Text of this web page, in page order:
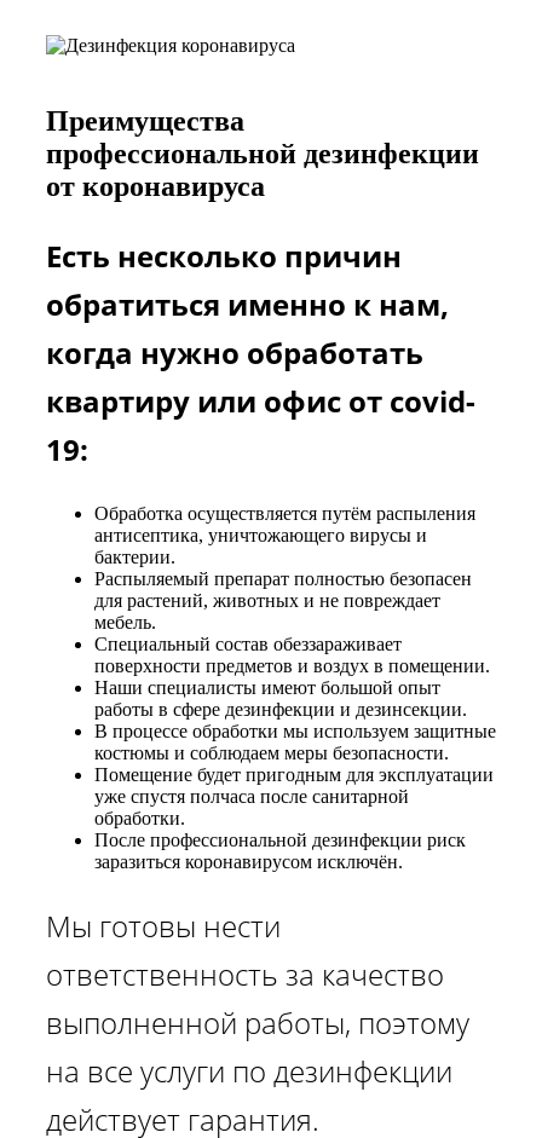
Преимущества
профессиональной дезинфекции
от коронавируса
Есть несколько причин
обратиться именно к нам,
когда нужно обработать
квартиру или офис от covid-
19:
Обработка осуществляется путём распыления
антисептика, уничтожающего вирусы и
бактерии.
Распыляемый препарат полностью безопасен
для растений, животных и не повреждает
мебель.
Специальный состав обеззараживает
поверхности предметов и воздух в помещении.
Наши специалисты имеют большой опыт
работы в сфере дезинфекции и дезинсекции.
В процессе обработки мы используем защитные
костюмы и соблюдаем меры безопасности.
Помещение будет пригодным для эксплуатации
уже спустя полчаса после санитарной
обработки.
После профессиональной дезинфекции риск
заразиться коронавирусом исключён.
Мы готовы нести
ответственность за качество
выполненной работы, поэтому
на все услуги по дезинфекции
действует гарантия.